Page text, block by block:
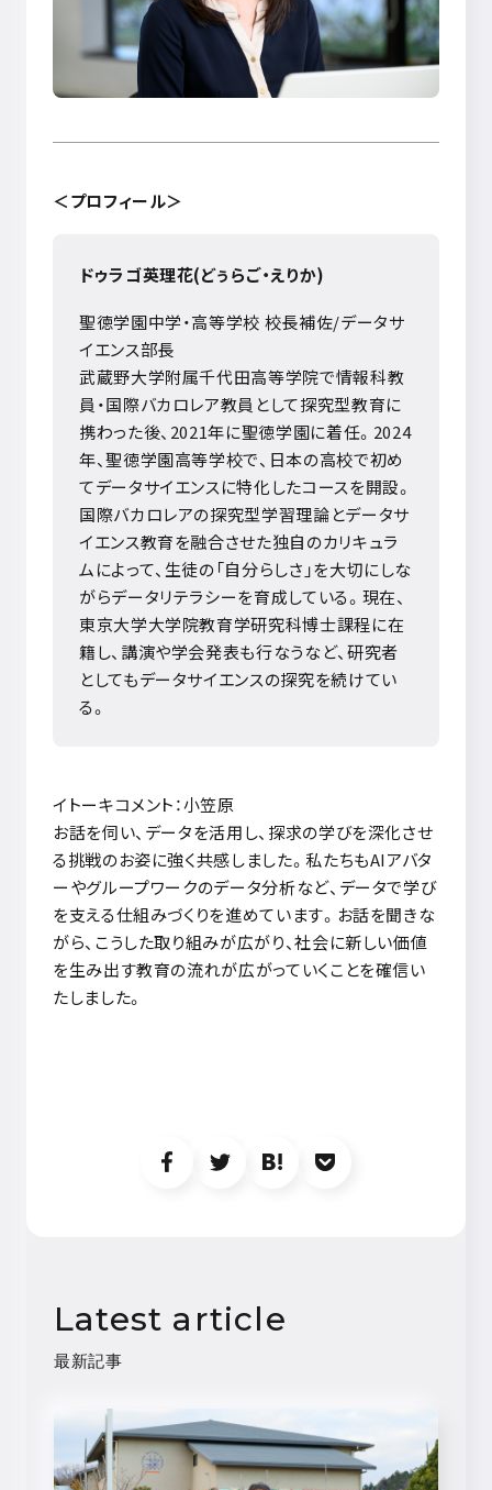
＜プロフィール＞
ドゥラゴ英理花(どぅらご・えりか)
聖徳学園中学・高等学校 校長補佐/データサ
イエンス部長
武蔵野大学附属千代田高等学院で情報科教
員・国際バカロレア教員として探究型教育に
携わった後、 2021年に聖徳学園に着任。 2024
年、聖徳学園高等学校で、日本の高校で初め
てデータサイエンスに特化したコースを開設。
国際バカロレアの探究型学習理論とデータサ
イエンス教育を融合させた独自のカリキュラ
ムによって、生徒の「自分らしさ」を大切にしな
がらデータリテラシーを育成している。現在、
東京大学大学院教育学研究科博士課程に在
籍し、講演や学会発表も行なうなど、研究者
としてもデータサイエンスの探究を続けてい
る。
イトーキコメント：小笠原
お話を伺い、データを活用し、探求の学びを深化させ
る挑戦のお姿に強く共感しました。私たちもAIアバタ
ーやグループワークのデータ分析など、データで学び
を支える仕組みづくりを進めています。お話を聞きな
がら、こうした取り組みが広がり、社会に新しい価値
を生み出す教育の流れが広がっていくことを確信い
たしました。
Latest article
最新記事